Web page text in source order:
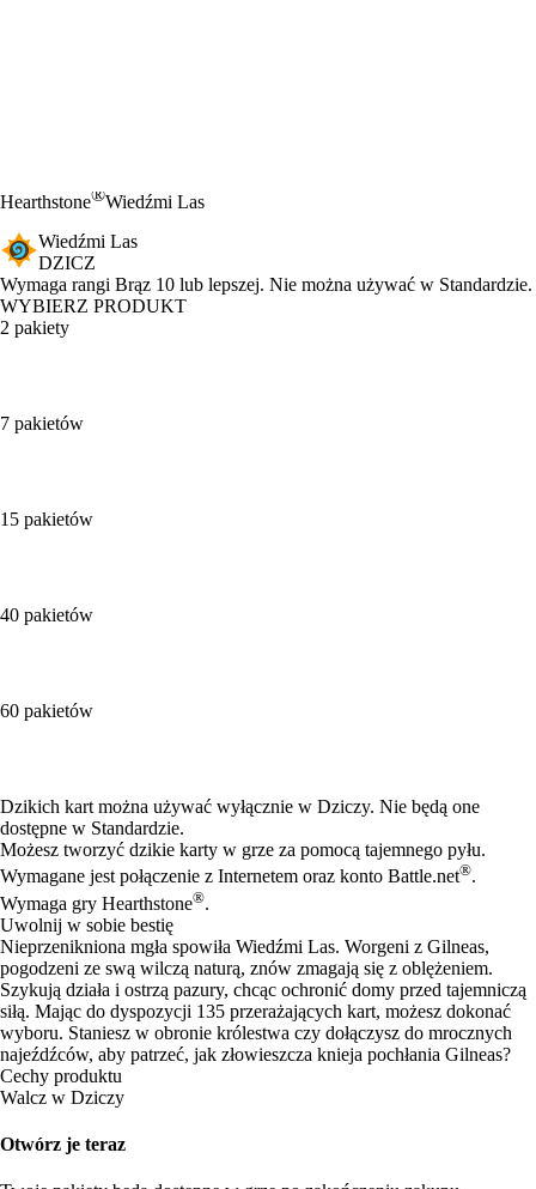
Hearthstone®Wiedźmi Las
Wiedźmi Las
DZICZ
Product Notification
Wymaga rangi Brąz 10 lub lepszej. Nie można używać w Standardzie.
WYBIERZ PRODUKT
2 pakiety
7 pakietów
15 pakietów
40 pakietów
60 pakietów
Available actions
Dzikich kart można używać wyłącznie w Dziczy. Nie będą one
dostępne w Standardzie.
Możesz tworzyć dzikie karty w grze za pomocą tajemnego pyłu.
Wymagane jest połączenie z Internetem oraz konto Battle.net®.
Wymaga gry Hearthstone®.
Uwolnij w sobie bestię
Nieprzenikniona mgła spowiła Wiedźmi Las. Worgeni z Gilneas,
pogodzeni ze swą wilczą naturą, znów zmagają się z oblężeniem.
Szykują działa i ostrzą pazury, chcąc ochronić domy przed tajemniczą
siłą. Mając do dyspozycji 135 przerażających kart, możesz dokonać
wyboru. Staniesz w obronie królestwa czy dołączysz do mrocznych
najeźdźców, aby patrzeć, jak złowieszcza knieja pochłania Gilneas?
Cechy produktu
Walcz w Dziczy
Otwórz je teraz